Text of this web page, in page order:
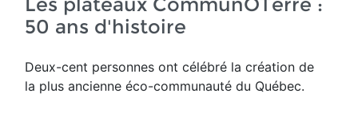
50 ans d'histoire
Deux-cent personnes ont célébré la création de
la plus ancienne éco-communauté du Québec.